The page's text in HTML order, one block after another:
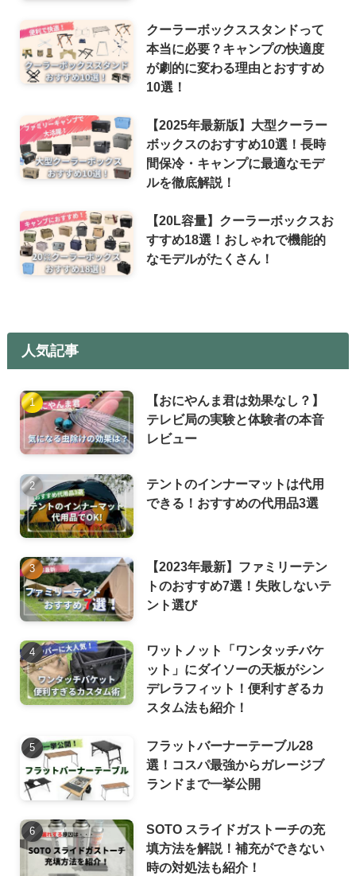
クーラーボックススタンドって
本当に必要？キャンプの快適度
が劇的に変わる理由とおすすめ
10選！
【2025年最新版】大型クーラー
ボックスのおすすめ10選！長時
間保冷・キャンプに最適なモデ
ルを徹底解説！
【20L容量】クーラーボックスお
すすめ18選！おしゃれで機能的
なモデルがたくさん！
人気記事
【おにやんま君は効果なし？】
テレビ局の実験と体験者の本音
レビュー
テントのインナーマットは代用
できる！おすすめの代用品3選
【2023年最新】ファミリーテン
トのおすすめ7選！失敗しないテ
ント選び
ワットノット「ワンタッチバケ
ット」にダイソーの天板がシン
デレラフィット！便利すぎるカ
スタム法も紹介！
フラットバーナーテーブル28
選！コスパ最強からガレージブ
ランドまで一挙公開
SOTO スライドガストーチの充
填方法を解説！補充ができない
時の対処法も紹介！